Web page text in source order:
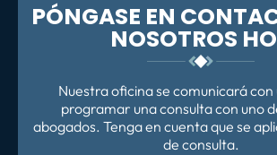
PÓNGASE EN
NOSOTROS
Nuestra oficina se comunicará
programar una consulta con uno
abogados. Tenga en cuenta que se
de consulta.